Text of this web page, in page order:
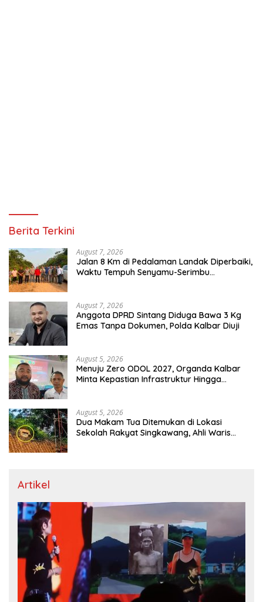
Berita Terkini
August 7, 2026
Jalan 8 Km di Pedalaman Landak Diperbaiki,
Waktu Tempuh Senyamu-Serimbu
August 7, 2026
Anggota DPRD Sintang Diduga Bawa 3 Kg
Emas Tanpa Dokumen, Polda Kalbar Diuji
August 5, 2026
Menuju Zero ODOL 2027, Organda Kalbar
Minta Kepastian Infrastruktur Hingga
August 5, 2026
Dua Makam Tua Ditemukan di Lokasi
Sekolah Rakyat Singkawang, Ahli Waris
Artikel